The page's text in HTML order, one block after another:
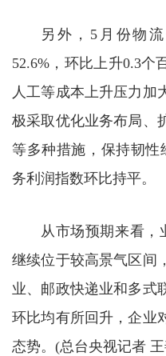
另外，5月份物
52.6%，环比上升0.3个
人工等成本上升压力加
极采取优化业务布局、
等多种措施，保持韧性
务利润指数环比持平。
从市场预期来看，
继续位于较高景气区间
业、邮政快递业和多式
环比均有所回升，企业
态势。 (总台央视记者